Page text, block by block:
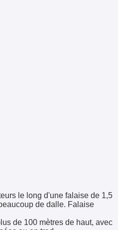
le long d'une falaise de 1,5
de dalle. Falaise
de 100 mètres de haut, avec